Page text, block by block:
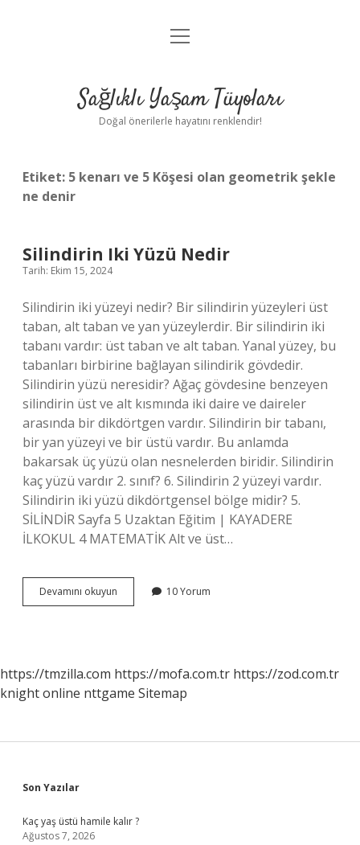
Anasayfa
Yasal Uyarı
menüyü
Sağlıklı Yaşam Tüyoları
Doğal önerilerle hayatını renklendir!
Etiket: 5 kenarı ve 5 Köşesi olan geometrik şekle
ne denir
Silindirin Iki Yüzü Nedir
Tarih: Ekim 15, 2024
Silindirin iki yüzeyi nedir? Bir silindirin yüzeyleri üst
taban, alt taban ve yan yüzeylerdir. Bir silindirin iki
tabanı vardır: üst taban ve alt taban. Yanal yüzey, bu
tabanları birbirine bağlayan silindirik gövdedir.
Silindirin yüzü neresidir? Ağaç gövdesine benzeyen
silindirin üst ve alt kısmında iki daire ve daireler
arasında bir dikdörtgen vardır. Silindirin bir tabanı,
bir yan yüzeyi ve bir üstü vardır. Bu anlamda
bakarsak üç yüzü olan nesnelerden biridir. Silindirin
kaç yüzü vardır 2. sınıf? 6. Silindirin 2 yüzeyi vardır.
Silindirin iki yüzü dikdörtgensel bölge midir? 5.
SİLİNDİR Sayfa 5 Uzaktan Eğitim | KAYADERE
İLKOKUL 4 MATEMATİK Alt ve üst…
Devamını okuyun Silindirin
Iki
10 Yorum
https://tmzilla.com https://mofa.com.tr https://zod.com.tr
knight online nttgame Sitemap
Sidebar
Son Yazılar
Kaç yaş üstü hamile kalır ?
Ağustos 7, 2026